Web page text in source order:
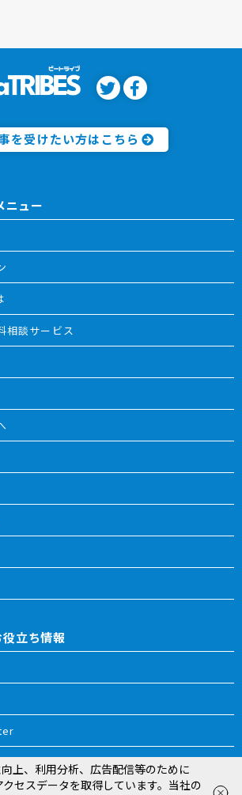
を受けたい方はこちら
ニュー
相談サービス
立ち情報
© 2018 ReTRIBES Inc.
上、利用分析、広告配信等のために
セスデータを取得しています。当社の